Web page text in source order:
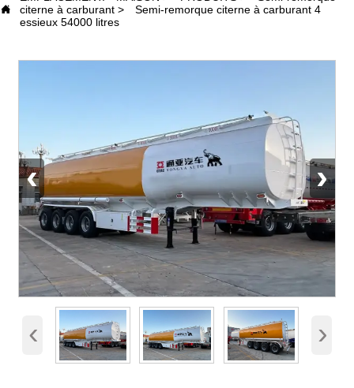

citerne à carburant >
Semi-remorque citerne à carburant 4
essieux 54000 litres
‹ ›
‹ ›